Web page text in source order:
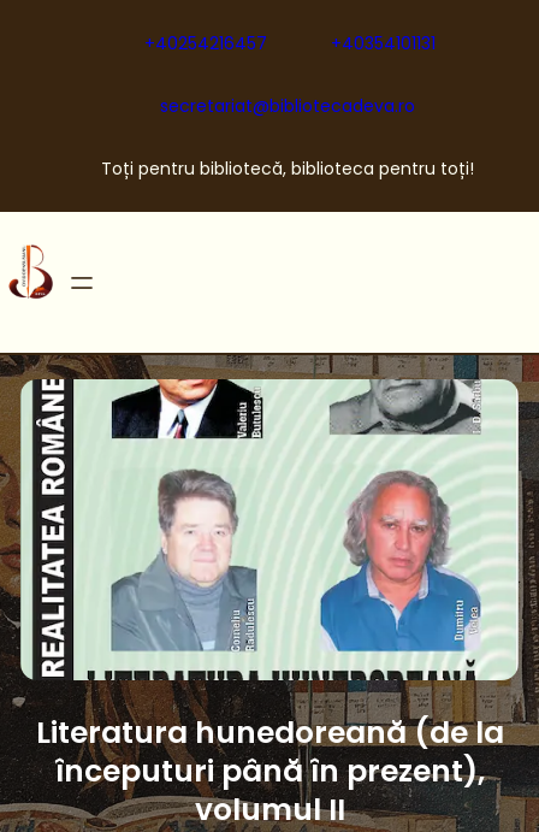
+40254216457 +40354101131
secretariat@bibliotecadeva.ro
Toți pentru bibliotecă, biblioteca pentru toți!
Literatura hunedoreană (de la
începuturi până în prezent),
volumul II